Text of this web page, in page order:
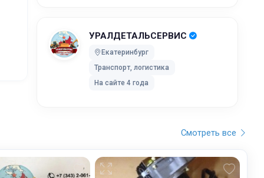
УРАЛДЕТАЛЬСЕРВИС
Екатеринбург
Транспорт, логистика
На сайте 4 года
Extra
Смотреть все